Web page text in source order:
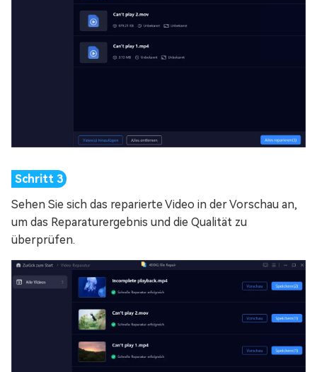
Sehen Sie sich das reparierte Video in der Vorschau an,
um das Reparaturergebnis und die Qualität zu
überprüfen.